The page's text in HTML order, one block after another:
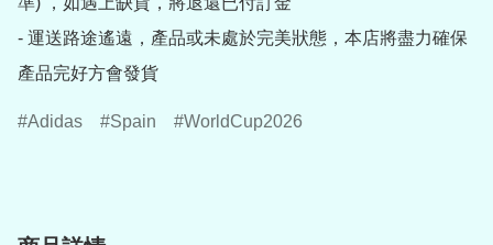
- 運送路途遙遠，產品或未處於完美狀態，本店將盡力確保
產品完好方會發貨
Adidas Spain WorldCup2026